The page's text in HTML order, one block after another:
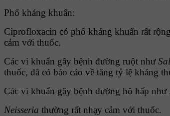
Phổ kháng khuẩn:
Ciprofloxacin có phổ kháng khuẩn rất
cảm với thuốc.
Các vi khuẩn gây bệnh đường ruột như
thuốc, đã có báo cáo về tăng tỷ lệ kháng
Các vi khuẩn gây bệnh đường hô hấp như
Neisseria thường rất nhạy cảm với thuốc.